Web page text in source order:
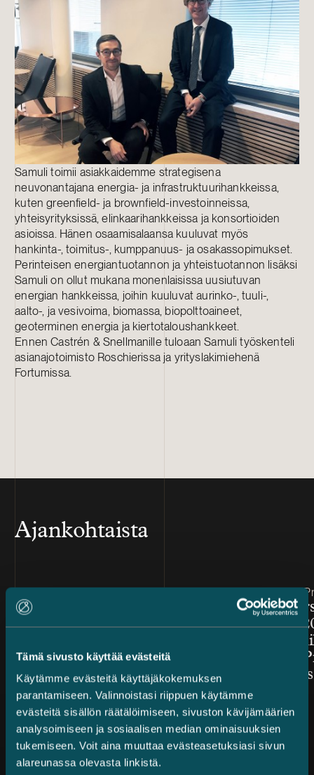
Tämä sivusto käyttää evästeitä
Käytämme evästeitä käyttäjäkokemuksen
parantamiseen. Valinnoistasi riippuen käytämme
evästeitä sisällön räätälöimiseen, sivuston kävijämäärien
analysoimiseen ja sosiaalisen median ominaisuuksien
tukemiseen. Voit aina muuttaa evästeasetuksiasi sivun
alareunassa olevasta linkistä.
Samuli toimii asiakkaidemme strategisena
neuvonantajana energia- ja infrastruktuurihankkeissa,
kuten greenfield- ja brownfield-investoinneissa,
yhteisyrityksissä, elinkaarihankkeissa ja konsortioiden
asioissa. Hänen osaamisalaansa kuuluvat myös
hankinta-, toimitus-, kumppanuus- ja osakassopimukset.
Perinteisen energiantuotannon ja yhteistuotannon lisäksi
Samuli on ollut mukana monenlaisissa uusiutuvan
energian hankkeissa, joihin kuuluvat aurinko-, tuuli-,
aalto-, ja vesivoima, biomassa, biopolttoaineet,
geoterminen energia ja kiertotaloushankkeet.
Ennen Castrén & Snellmanille tuloaan Samuli työskenteli
asianajotoimisto Roschierissa ja yrityslakimiehenä
Fortumissa.
Ajankohtaista
Julkaistu
3.8.2026
Jarno Tanhuanpää
Kauppalehdessä: Korkeamman
toimeksiannoissa ja
järjestelyissä täytyy olla
mukana ihminen ja kone
Julkaistu
24.7.2026 –
Finland
luokitus